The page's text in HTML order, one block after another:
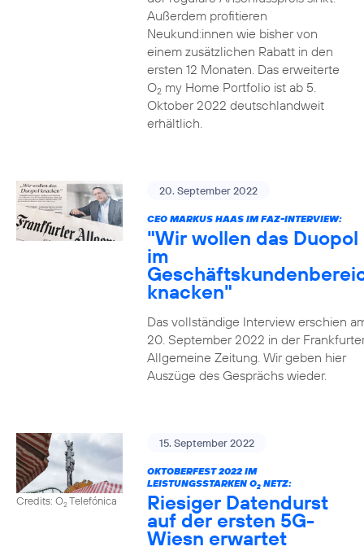
Außerdem profitieren
Neukund:innen wie bisher von
einem zusätzlichen Rabatt in den
ersten 12 Monaten. Das erweiterte
O2my Home Portfolio ist ab 5.
Oktober 2022 deutschlandweit
erhältlich.
20. September 2022
CEO MARKUS HAAS IM FAZ-INTERVIEW:
"Wir wollen das Duopol
im
knacken"
Das vollständige Interview erschien
20. September 2022 in der
Allgemeine Zeitung. Wir geben hier
Auszüge des Gesprächs wieder.
Credits: O2Telefónica
15. September 2022
OKTOBERFEST 2022 IM
LEISTUNGSSTARKEN O2NETZ:
Riesiger Datendurst
auf der ersten 5G-
Wiesn erwartet